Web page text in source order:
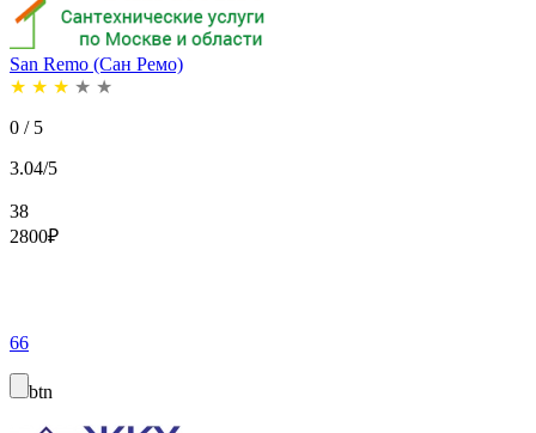
San Remo (Сан Ремо)
★ ★ ★ ★ ★
0 / 5
3.04/5
38
2800₽
66
btn